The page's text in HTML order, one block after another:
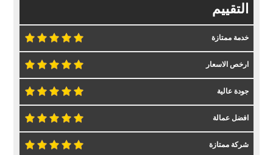
التقييم
خدمة ممتازة
ارخص الاسعار
جودة عالية
افضل عمالة
شركة ممتازة